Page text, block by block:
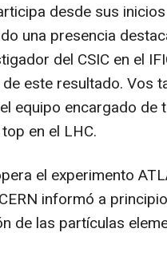
desde sus
una presencia
del CSIC en el
este resultado. Vos
equipo encargado de
en el LHC.
el experimento
informó a
de las partículas